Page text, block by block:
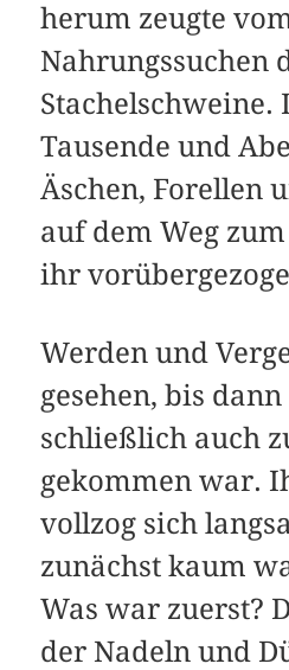
herum zeugte
Nahrungssuchen
Stachelschweine.
Tausende und
Äschen, Forellen
auf dem Weg
ihr
Werden und
gesehen, bis
schließlich auch
gekommen war.
vollzog sich
zunächst kaum
Was war zuerst?
der Nadeln und